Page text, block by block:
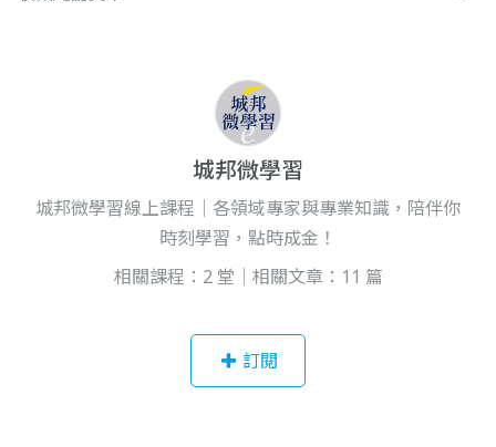
城邦微學習
城邦微學習線上課程｜各領域專家與專業知識，陪伴你
時刻學習，點時成金！
相關課程：2 堂｜相關文章：11 篇
訂閱